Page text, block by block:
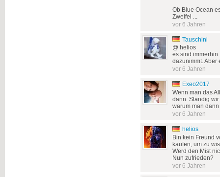
Ob Blue Ocean
Zweifel ...
vor 6 Jahren
Tauschini
@ helios
es sind immerhin
dazunimmt. Aber
vor 6 Jahren
Exeo2017
Wenn man das
dann. Ständig
warum man
vor 6 Jahren
helios
Bin kein Freund
kaufen, um zu
Werd den Mist
Nun zufrieden?
vor 6 Jahren